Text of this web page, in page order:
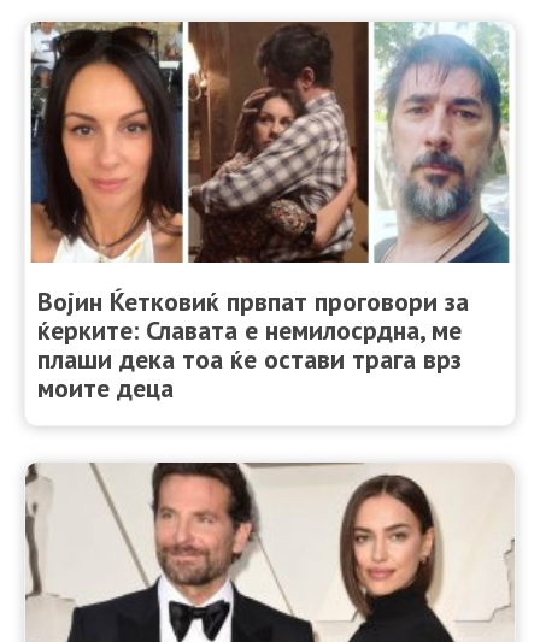
Војин Ќетковиќ првпат проговори за
ќерките: Славата е немилосрдна, ме
плаши дека тоа ќе остави трага врз
моите деца